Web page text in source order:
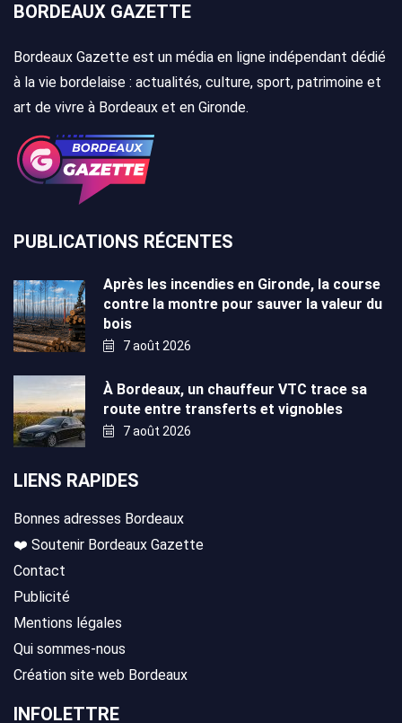
BORDEAUX GAZETTE
Bordeaux Gazette est un média en ligne indépendant dédié
à la vie bordelaise : actualités, culture, sport, patrimoine et
art de vivre à Bordeaux et en Gironde.
PUBLICATIONS RÉCENTES
Après les incendies en Gironde, la course
contre la montre pour sauver la valeur du
bois
7 août 2026
À Bordeaux, un chauffeur VTC trace sa
route entre transferts et vignobles
7 août 2026
LIENS RAPIDES
Bonnes adresses Bordeaux
❤️ Soutenir Bordeaux Gazette
Contact
Publicité
Mentions légales
Qui sommes-nous
Création site web Bordeaux
INFOLETTRE